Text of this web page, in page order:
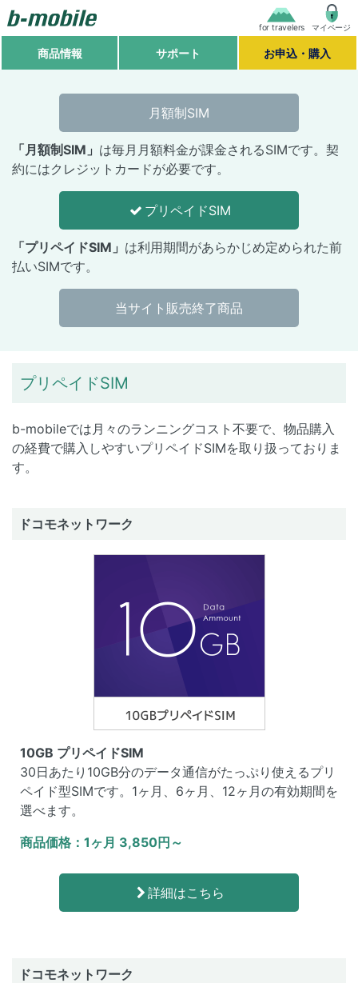
for travelers マイページ
商品情報 サポート お申込・購入
月額制SIM
「月額制SIM」 は毎月月額料金が課金されるSIMです。契
約にはクレジットカードが必要です。
プリペイドSIM
「プリペイドSIM」 は利用期間があらかじめ定められた前
払いSIMです。
当サイト販売終了商品
プリペイドSIM
b-mobileでは月々のランニングコスト不要で、物品購入
の経費で購入しやすいプリペイドSIMを取り扱っておりま
す。
ドコモネットワーク
10GB プリペイドSIM
30日あたり10GB分のデータ通信がたっぷり使えるプリ
ペイド型SIMです。1ヶ月、6ヶ月、12ヶ月の有効期間を
選べます。
商品価格：1ヶ月 3,850円～
詳細はこちら
ドコモネットワーク